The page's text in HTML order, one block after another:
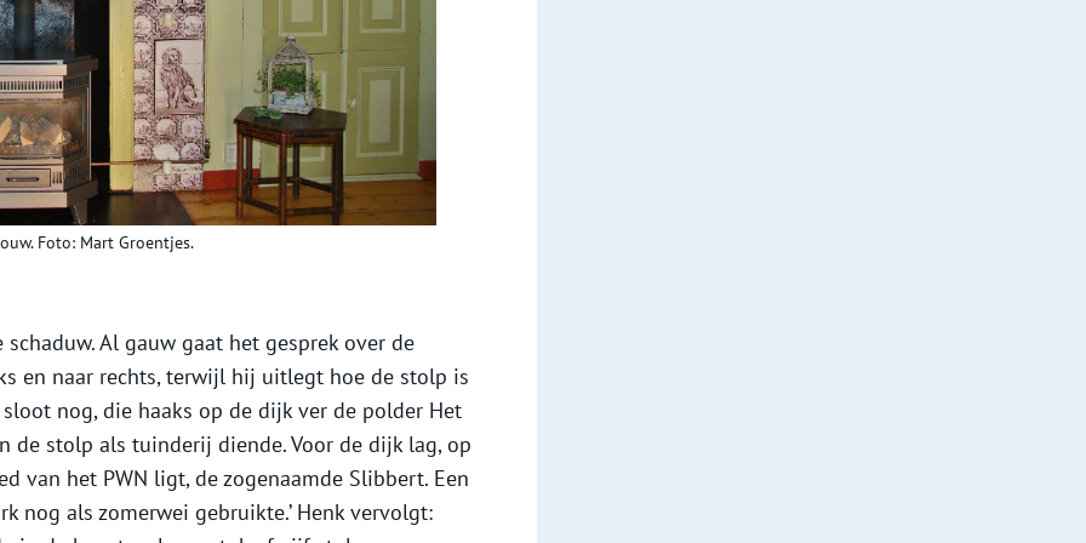
Foto: Mart Groentjes.
Al gauw gaat het gesprek over de
en naar rechts, terwijl hij uitlegt hoe de stolp is
nog, die haaks op de dijk ver de polder Het
de stolp als tuinderij diende. Voor de dijk lag, op
van het PWN ligt, de zogenaamde Slibbert. Een
nog als zomerwei gebruikte.’ Henk vervolgt: